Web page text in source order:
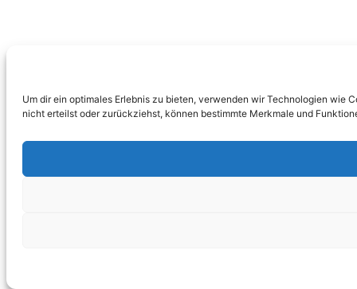
Um dir ein optimales Erlebnis zu bieten, verwenden wir Technologien wie
nicht erteilst oder zurückziehst, können bestimmte Merkmale und